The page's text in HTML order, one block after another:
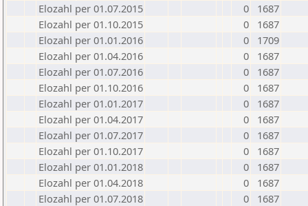
Elozahl per 01.07.2015
0
1687
Elozahl per 01.10.2015
0
1687
Elozahl per 01.01.2016
0
1709
Elozahl per 01.04.2016
0
1687
Elozahl per 01.07.2016
0
1687
Elozahl per 01.10.2016
0
1687
Elozahl per 01.01.2017
0
1687
Elozahl per 01.04.2017
0
1687
Elozahl per 01.07.2017
0
1687
Elozahl per 01.10.2017
0
1687
Elozahl per 01.01.2018
0
1687
Elozahl per 01.04.2018
0
1687
Elozahl per 01.07.2018
0
1687